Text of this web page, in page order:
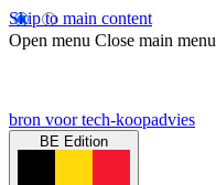
Skip to main content
Open menu Close main menu
bron voor tech-koopadvies
BE Edition